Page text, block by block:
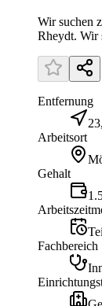
Wir suchen
Rheydt. Wir
Entfernung
Arbeitsort
Gehalt
Fachbereich